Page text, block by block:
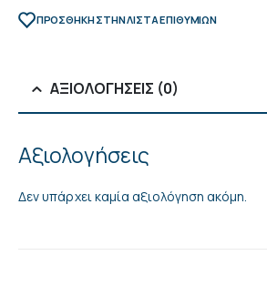
ΠΡΌΣΘΉΚΗ ΣΤΗΝ ΛΊΣΤΑ ΕΠΙΘΥΜΙΏΝ
ΑΞΙΟΛΟΓΉΣΕΙΣ (0)
Αξιολογήσεις
Δεν υπάρχει καμία αξιολόγηση ακόμη.